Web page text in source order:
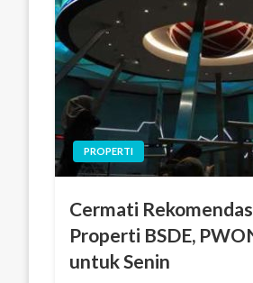
PROPERTI
Cermati
Properti BSDE,
untuk Senin